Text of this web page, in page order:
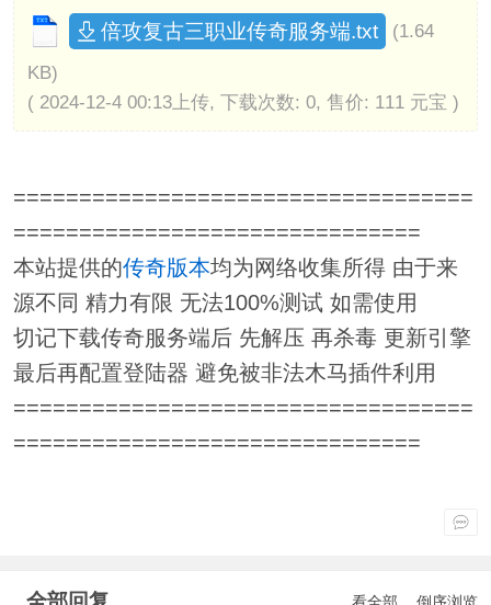
倍攻复古三职业传奇服务端.txt
(1.64
KB)
( 2024-12-4 00:13上传, 下载次数: 0, 售价: 111 元宝 )
===================================
===============================
本站提供的传奇版本均为网络收集所得 由于来
源不同 精力有限 无法100%测试 如需使用
切记下载传奇服务端后 先解压 再杀毒 更新引擎
最后再配置登陆器 避免被非法木马插件利用
===================================
===============================